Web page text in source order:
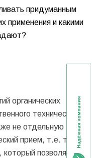
придуманным
применения и какими
органических
технического
не отдельную
прием, т.е. такой
который позволяет